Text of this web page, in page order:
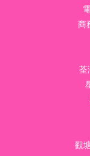
商
荃
觀